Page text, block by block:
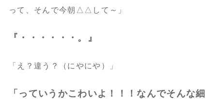
って、そんで今朝△△して～」
『・・・・・・。』
「え？違う？（にやにや）」
「っていうかこわいよ！！！なんでそんな細